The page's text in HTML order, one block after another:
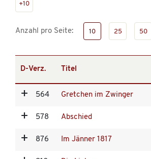
+10
Anzahl pro Seite: 10 25 50
D-Verz. Titel
564 Gretchen im Zwinger
578 Abschied
876 Im Jänner 1817